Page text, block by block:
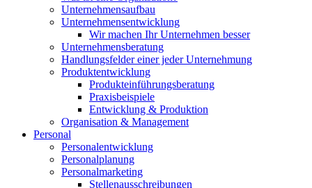
Unternehmensaufbau
Unternehmensentwicklung
Wir machen Ihr Unternehmen besser
Unternehmensberatung
Handlungsfelder einer jeder Unternehmung
Produktentwicklung
Produkteinführungsberatung
Praxisbeispiele
Entwicklung & Produktion
Organisation & Management
Personal
Personalentwicklung
Personalplanung
Personalmarketing
Stellenausschreibungen